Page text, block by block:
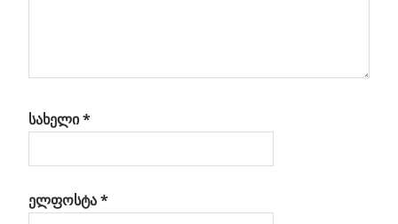
სახელი*
ელფოსტა*